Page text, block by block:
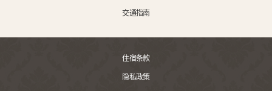
交通指南
住宿条款
隐私政策